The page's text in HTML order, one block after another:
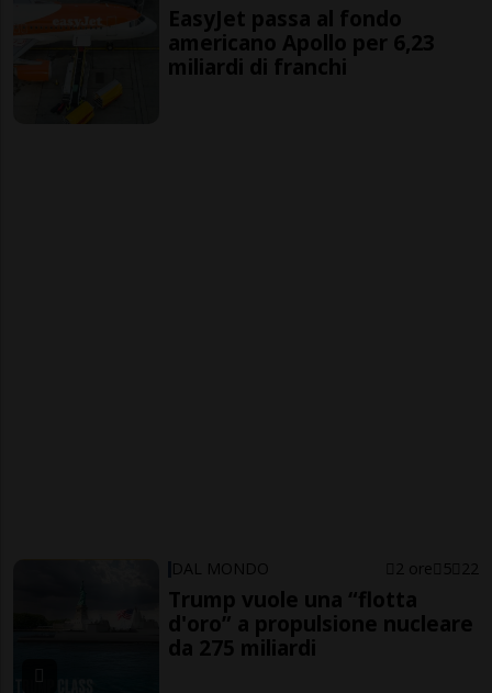
EasyJet passa al fondo
americano Apollo per 6,23
miliardi di franchi
DAL MONDO 2 ore 5 22
Trump vuole una “flotta
d'oro” a propulsione nucleare
da 275 miliardi